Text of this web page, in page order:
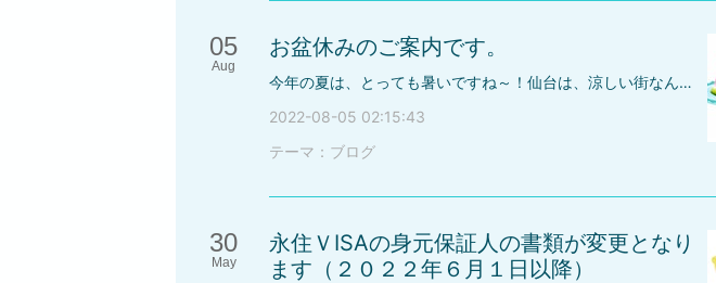
05
Aug
お盆休みのご案内です。
今年の夏は、とっても暑いですね～！仙台は、涼しい街なんですけど、今年は暑いです・・でも、暑さに負けず、今日もがんばっていきます♪今日は、お盆休みのご案内です(*^-^*)令和４年のお盆休み～～～～～～～～～～～～～～～～～～～～～～8月13日(土) ～ ８月16日(火) となります。～～～～～～～～～～～～～～～～～～～～～～なお、書類の発送等の業務は、お盆休み中でも行っておりますので、お盆休みの前後に書類をお送り頂いても、対応しておりますのでご安心ください♪
2022-08-05 02:15:43
テーマ： ブログ
30
May
永住ＶISAの身元保証人の書類が変更となり
ます（２０２２年６月１日以降）